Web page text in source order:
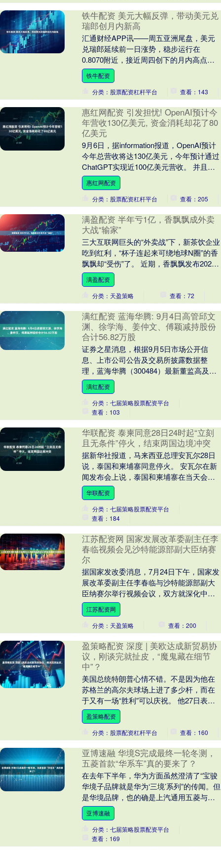
铁牛配资 美元大幅反弹，带动美元兑
瑞郎创月内新高
汇通财经APP讯——周五亚洲尾盘，美元
兑瑞郎延续前一日涨势，稳步运行在
0.8070附近，接近周四创下的月内高点。
美元走势依旧强劲，尽管美联储降息预期
持续升温，....
铁牛配资
分类：股票配资杠杆平台
查看：143
惠红网配资 引发担忧! OpenAI预计今
年营收130亿美元, 资金消耗却花了80
亿美元
9月6日，据information报道，OpenAI预计
今年总营收将达130亿美元，今年预计通过
ChatGPT实现近100亿美元营收。 并且预
计2030年的营收....
惠红网配资
分类：股票配资杠杆平台
查看：205
满盈配资 半年亏1亿，香飘飘成外卖
大战“输家”
三大互联网巨头的“外卖战”下，新茶饮企业
吃到红利，“杯子连起来可绕地球N圈”的香
飘飘却“受伤”了。 近期，香飘飘发布2025
年上半年财报，公司实现营业收入10.....
满盈配资
分类：天盈策略
查看：72
满红配资 蓝海华腾: 9月4日高管邱文
渊、徐学海、姜仲文、傅颖减持股份
合计56.82万股
证券之星消息，根据9月5日市场公开信
息、上市公司公告及交易所披露数据整
理，蓝海华腾（300484）最新董监高及相
关人员股份变动情况：2025年9月4日公司
董秘,....
满红配资
分类：七届策略股票配资平台
查看：103
华联配资 泰柬同意28日24时起“立刻
且无条件”停火，结束两国边境冲突
据新华社报道，马来西亚总理安瓦尔28日
说，泰国和柬埔寨同意停火。 安瓦尔在新
闻发布会上说，泰国和柬埔寨在当天会谈
中达成共识，同意自当地时间28日24时
起“立刻且....
华联配资
分类：七届策略股票配资平台
查看：184
江苏配资网 国家发展改革委副主任李
春临视频会见沙特能源部副大臣纳赛
尔
据国家发改委消息，7月24日下午，国家发
展改革委副主任李春临与沙特能源部副大
臣纳赛尔举行视频会议，双方就深化中沙
高委会共建“一带一路”、重大投资合作项目
和能源分....
江苏配资网
分类：天盈策略
查看：200
盈策略配资 深度 | 美欧达成新贸易协
议，刚谈完就扯皮，“魔鬼藏在细节
中”？
美国总统特朗普心情不错。不是因为他在
苏格兰的高尔夫球场上进了多少杆，而在
于又有一场“胜利”可以庆祝。 他27日表
示，美国已与欧盟达成贸易协议，对欧盟
输美商品征收....
盈策略配资
分类：股票配资杠杆平台
查看：160
亚博速融 华境S完成最终一轮冬测，
五菱首款“华系车”真的要来了？
在去年下半年，华为方面虽然澄清了“宝骏
华境子品牌就是华为‘三境’系列”的传闻。但
是华境品牌，也的确是上汽通用五菱与华
为深化“三智战略”合作的产物。 进入到
202....
亚博速融
分类：七届策略股票配资平台
查看：169